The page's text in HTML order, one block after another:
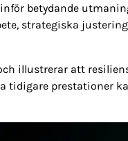
betydande
strategiska
illustrerar att
tidigare prestationer